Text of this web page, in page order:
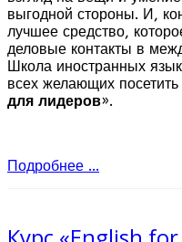
выгодной стороны. И,
лучшее средство,
деловые контакты в
Школа иностранных
всех желающих посетить
для лидеров».
Подробнее ...